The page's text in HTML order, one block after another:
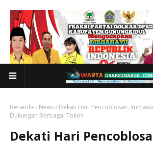
Beranda News
Dekati Hari Pencoblosan,
Dukungan Berbagai Tokoh
Dekati Hari